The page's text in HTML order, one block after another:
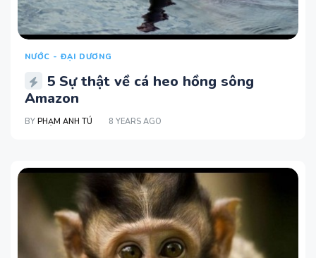
NƯỚC - ĐẠI DƯƠNG
5 Sự thật về cá heo hồng sông
Amazon
BY PHẠM ANH TÚ 8 YEARS AGO